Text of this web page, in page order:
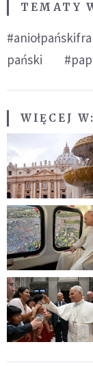
TEMATY
pański
WIĘCEJ W: